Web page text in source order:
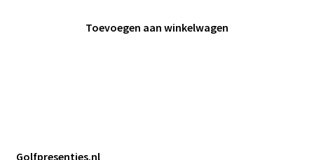
Toevoegen aan winkelwagen
Golfpresentjes.nl